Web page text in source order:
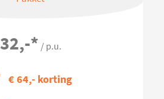
32,-* / p.u.
€ 64,- korting